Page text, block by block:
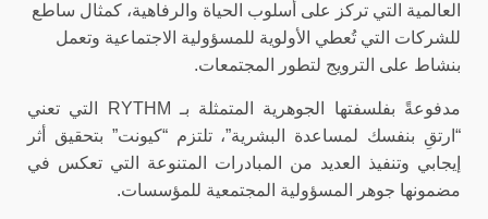
العالمية التي تركز على أسلوب الحياة والرفاهية، كمثال ساطع
للشركات التي تُعطي الأولوية للمسؤولية الاجتماعية وتعمل
بنشاط على الترويج لتطور المجتمعات.
مدفوعةً بفلسفتها الجوهرية المتمثلة بـ RYTHM
التي تعني
“ارتقِ بنفسك لمساعدة البشرية”، تلتزم “كيونت” بتحقيق أثر
إيجابي وتنفيذ العديد من المبادرات المتنوعة التي تعكس في
مضمونها جوهر المسؤولية المجتمعية للمؤسسات.